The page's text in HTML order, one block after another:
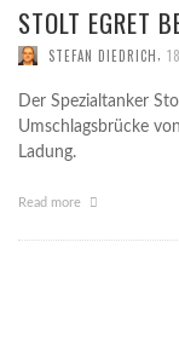
STOLT EGRET
STEFAN DIEDRICH
Der Spezialtanker
Umschlagsbrücke
Ladung.
Read more